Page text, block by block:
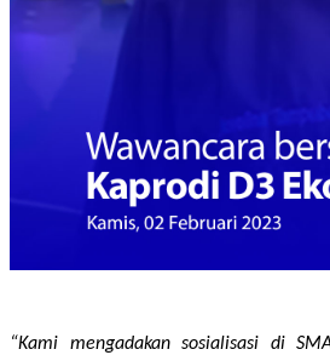
“Kami mengadakan sosialisasi di